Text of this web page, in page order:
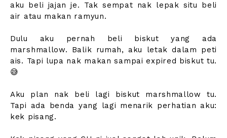
aku beli jajan je. Tak sempat nak lepak situ beli
air atau makan ramyun.
Dulu aku pernah beli biskut yang ada
marshmallow. Balik rumah, aku letak dalam peti
ais. Tapi lupa nak makan sampai expired biskut tu.
😅
Aku plan nak beli lagi biskut marshmallow tu.
Tapi ada benda yang lagi menarik perhatian aku:
kek pisang.